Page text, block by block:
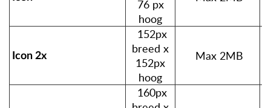
76 px
hoog
Icon 2x
152px
breed x
152px
hoog
Max 2MB
160px